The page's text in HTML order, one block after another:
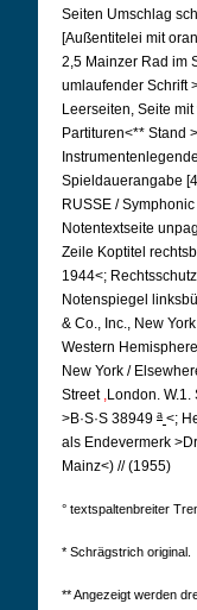
Seiten Umschlag
[Außentitelei mit
2,5 Mainzer Rad im
umlaufender Schrift
Leerseiten, Seite
Partituren<** Stand
Spieldauerangabe
RUSSE /
Notentextseite
Zeile Koptitel
1944<;
Notenspiegel
& Co., Inc., New
Western
New York /
Street ,London. W.1.
>B·S·S 38949 a <;
als Endevermerk
Mainz<) // (1955)
° textspaltenbreiter
* Schrägstrich original.
** Angezeigt werden